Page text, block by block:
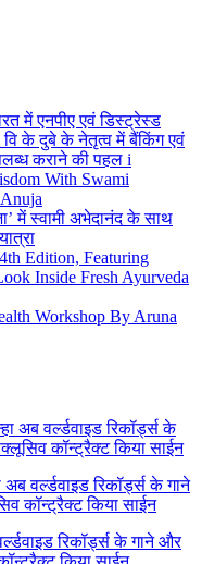
में एनपीए एवं डिस्ट्रेस्ड
वि के दुबे के नेतृत्व में बैंकिंग एवं
कराने की पहल i
With Swami
में स्वामी अभेदानंद के साथ
Edition, Featuring
Inside Fresh Ayurveda
Workshop By Aruna
अब वर्ल्डवाइड रिकॉर्ड्स के
कॉन्ट्रैक्ट किया साईन
अब वर्ल्डवाइड रिकॉर्ड्स के गाने
कॉन्ट्रैक्ट किया साईन
रिकॉर्ड्स के गाने और